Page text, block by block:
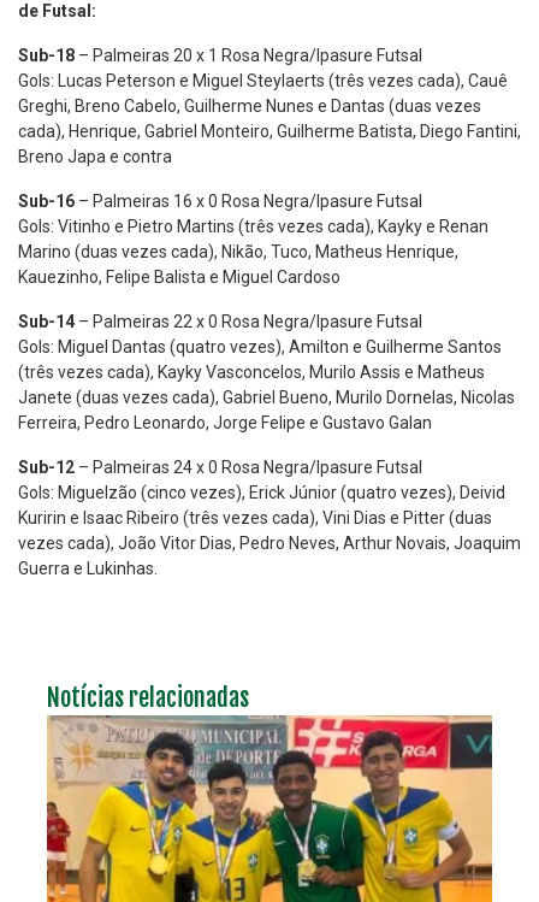
de Futsal:
Sub-18 – Palmeiras 20 x 1 Rosa Negra/Ipasure Futsal
Gols: Lucas Peterson e Miguel Steylaerts (três vezes cada), Cauê
Greghi, Breno Cabelo, Guilherme Nunes e Dantas (duas vezes
cada), Henrique, Gabriel Monteiro, Guilherme Batista, Diego Fantini,
Breno Japa e contra
Sub-16 – Palmeiras 16 x 0 Rosa Negra/Ipasure Futsal
Gols: Vitinho e Pietro Martins (três vezes cada), Kayky e Renan
Marino (duas vezes cada), Nikão, Tuco, Matheus Henrique,
Kauezinho, Felipe Balista e Miguel Cardoso
Sub-14 – Palmeiras 22 x 0 Rosa Negra/Ipasure Futsal
Gols: Miguel Dantas (quatro vezes), Amilton e Guilherme Santos
(três vezes cada), Kayky Vasconcelos, Murilo Assis e Matheus
Janete (duas vezes cada), Gabriel Bueno, Murilo Dornelas, Nicolas
Ferreira, Pedro Leonardo, Jorge Felipe e Gustavo Galan
Sub-12 – Palmeiras 24 x 0 Rosa Negra/Ipasure Futsal
Gols: Miguelzão (cinco vezes), Erick Júnior (quatro vezes), Deivid
Kuririn e Isaac Ribeiro (três vezes cada), Vini Dias e Pitter (duas
vezes cada), João Vitor Dias, Pedro Neves, Arthur Novais, Joaquim
Guerra e Lukinhas.
Notícias relacionadas